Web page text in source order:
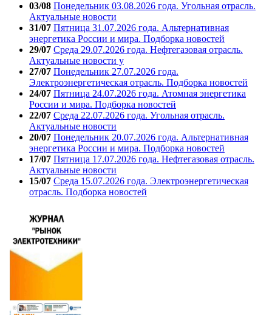
03/08 Понедельник 03.08.2026 года. Угольная отрасль.
Актуальные новости
31/07 Пятница 31.07.2026 года. Альтернативная
энергетика России и мира. Подборка новостей
29/07 Среда 29.07.2026 года. Нефтегазовая отрасль.
Актуальные новости у
27/07 Понедельник 27.07.2026 года.
Электроэнергетическая отрасль. Подборка новостей
24/07 Пятница 24.07.2026 года. Атомная энергетика
России и мира. Подборка новостей
22/07 Среда 22.07.2026 года. Угольная отрасль.
Актуальные новости
20/07 Понедельник 20.07.2026 года. Альтернативная
энергетика России и мира. Подборка новостей
17/07 Пятница 17.07.2026 года. Нефтегазовая отрасль.
Актуальные новости
15/07 Среда 15.07.2026 года. Электроэнергетическая
отрасль. Подборка новостей